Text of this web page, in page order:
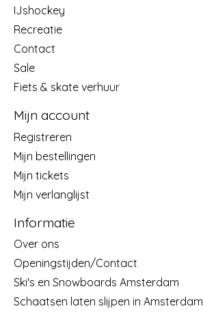
IJshockey
Recreatie
Contact
Sale
Fiets & skate verhuur
Mijn account
Registreren
Mijn bestellingen
Mijn tickets
Mijn verlanglijst
Informatie
Over ons
Openingstijden/Contact
Ski's en Snowboards Amsterdam
Schaatsen laten slijpen in Amsterdam